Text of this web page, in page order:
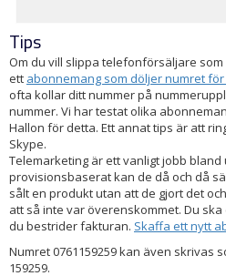
Tips
Om du vill slippa telefonförsäljare
ett abonnemang som döljer numret
ofta kollar ditt nummer på
nummer. Vi har testat olika
Hallon för detta. Ett annat tips är att
Skype.
Telemarketing är ett vanligt jobb
provisionsbaserat kan de då och då
sålt en produkt utan att de gjort det
att så inte var överenskommet. Du
du bestrider fakturan. Skaffa ett nytt
Numret 0761159259 kan även skrivas
159259.